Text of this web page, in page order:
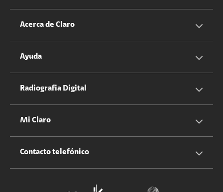
Servicios Móviles
Claro club
Acerca de Claro
Información Corporativa
Propietario terreno antenas
Ayuda
Cotizador servicios móviles
Durabilidad de bienes
Radiografia Digital
Mi Claro
Iniciar sesión
Contacto telefónico